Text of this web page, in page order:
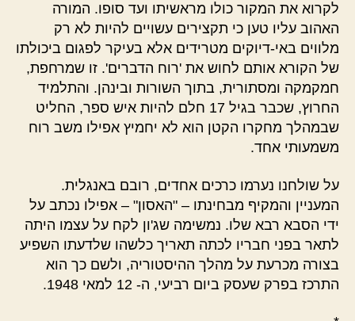
לקרוא את המקור כולו מראשיתו ועד סופו. המורה
האהוב עליו טען כי תקצירים עשויים להיות לא רק
מלווים באי-דיוקים מטרידים אלא בעיקר לפגום ביכולתו
של הקורא אותם לחוש את 'רוח הדברים'. זו שמרחפת,
חמקמקה ומסתורית, בתוך השורות ובינהן. והתלמיד
החרוץ, שכבר בגיל 17 חלם להיות איש ספר, החליט
שבמהלך מחקרו הקטן הוא לא יחמיץ אפילו משב רוח
משמעותי אחד.
על שולחנו נערמו כרכים אחדים, רובם באנגלית.
המעניין והמקיף מבחינתו – "האסון" – אפילו נכתב על
ידי הסבא רבא שלו. נמשימה שג'ון לקח על עצמו היתה
לתאר בפני חבריו לכתה תאריך כלשהו שלדעתו השפיע
בצורה מכרעת על מהלך ההיסטוריה, ולשם כך הוא
התרכז בפרק שעסק ביום רביעי, ה- 12 למאי 1948.